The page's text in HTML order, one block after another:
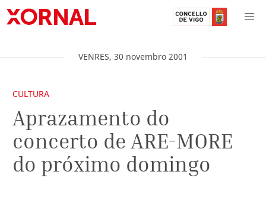
VENRES, 30 novembro 2001
CULTURA
Aprazamento do
concerto de ARE-MORE
do próximo domingo